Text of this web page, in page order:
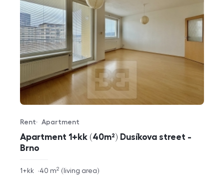
Apartment 1+kk (40m²) Dusíkova street -
Brno
Offer type
Rent
Property type
Apartment
rozměry
1+kk living area
40 m2